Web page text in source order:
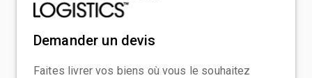
Demander un devis
Faites livrer vos biens où vous le souhaitez